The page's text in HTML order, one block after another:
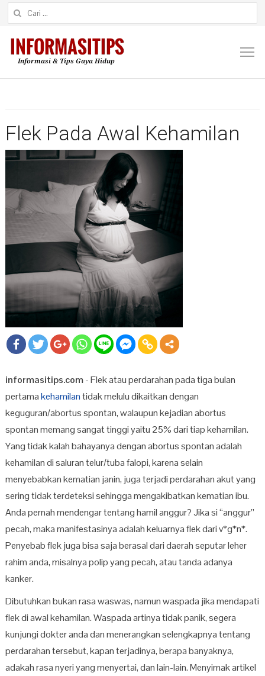
Cari untuk:
Flek Pada Awal Kehamilan
informasitips.com- Flek atau perdarahan pada tiga bulan
pertamakehamilantidak melulu dikaitkan dengan
keguguran/abortus spontan, walaupun kejadian abortus
spontan memang sangat tinggi yaitu 25% dari tiap kehamilan.
Yang tidak kalah bahayanya dengan abortus spontan adalah
kehamilan di saluran telur/tuba falopi, karena selain
menyebabkan kematian janin, juga terjadi perdarahan akut yang
sering tidak terdeteksi sehingga mengakibatkan kematian ibu.
Anda pernah mendengar tentang hamil anggur? Jika si “anggur”
pecah, maka manifestasinya adalah keluarnya flek dari v*g*n*.
Penyebab flek juga bisa saja berasal dari daerah seputar leher
rahim anda, misalnya polip yang pecah, atau tanda adanya
kanker.
Dibutuhkan bukan rasa waswas, namun waspada jika mendapati
flek di awal kehamilan. Waspada artinya tidak panik, segera
kunjungi dokter anda dan menerangkan selengkapnya tentang
perdarahan tersebut, kapan terjadinya, berapa banyaknya,
adakah rasa nyeri yang menyertai, dan lain-lain. Menyimak artikel